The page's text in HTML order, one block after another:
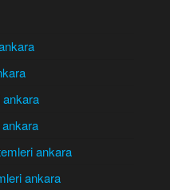
ankara
ankara